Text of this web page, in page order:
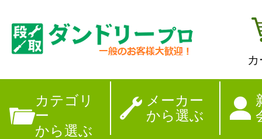
カテゴリ
ー
から選ぶ
メーカー
から選ぶ
【夏季休暇のお